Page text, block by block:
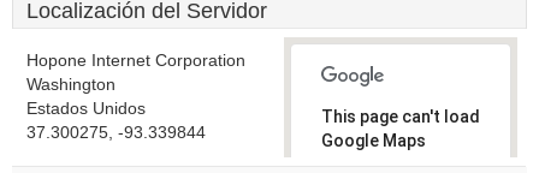
Localización del Servidor
Hopone Internet Corporation
Washington
Estados Unidos
37.300275, -93.339844
This page can't load
Google Maps
correctly.